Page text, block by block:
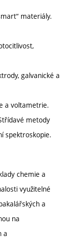
materiály.
galvanické a
a voltametrie.
metody
spektroskopie.
chemie a
využitelné
a
na
a